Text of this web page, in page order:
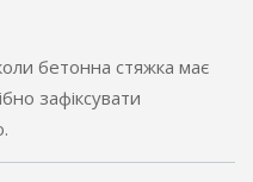
бетонна стяжка має
зафіксувати